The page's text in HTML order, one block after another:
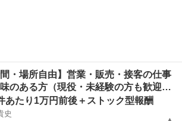
間・場所自由】営業・販売・接客の仕事
のある方（現役・未経験の方も歓迎…
あたり1万円前後＋ストック型報酬
史